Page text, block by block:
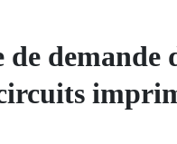
demande